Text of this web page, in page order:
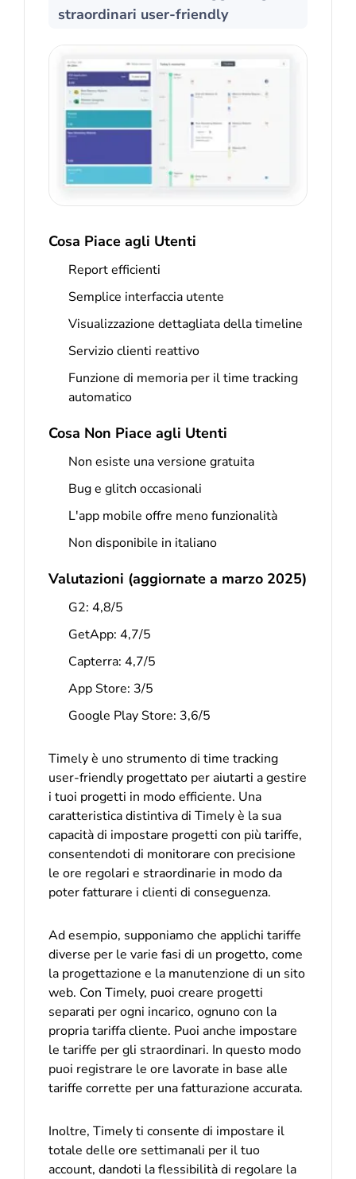
straordinari user-friendly
Cosa Piace agli Utenti
Report efficienti
Semplice interfaccia utente
Visualizzazione dettagliata della timeline
Servizio clienti reattivo
Funzione di memoria per il time tracking
automatico
Cosa Non Piace agli Utenti
Non esiste una versione gratuita
Bug e glitch occasionali
L'app mobile offre meno funzionalità
Non disponibile in italiano
Valutazioni (aggiornate a marzo 2025)
G2: 4,8/5
GetApp: 4,7/5
Capterra: 4,7/5
App Store: 3/5
Google Play Store: 3,6/5
Timely è uno strumento di time tracking
user-friendly progettato per aiutarti a gestire
i tuoi progetti in modo efficiente. Una
caratteristica distintiva di Timely è la sua
capacità di impostare progetti con più tariffe,
consentendoti di monitorare con precisione
le ore regolari e straordinarie in modo da
poter fatturare i clienti di conseguenza.
Ad esempio, supponiamo che applichi tariffe
diverse per le varie fasi di un progetto, come
la progettazione e la manutenzione di un sito
web. Con Timely, puoi creare progetti
separati per ogni incarico, ognuno con la
propria tariffa cliente. Puoi anche impostare
le tariffe per gli straordinari. In questo modo
puoi registrare le ore lavorate in base alle
tariffe corrette per una fatturazione accurata.
Inoltre, Timely ti consente di impostare il
totale delle ore settimanali per il tuo
account, dandoti la flessibilità di regolare la